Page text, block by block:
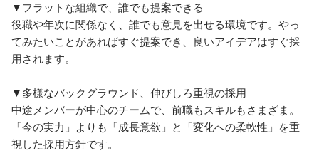
▼フラットな組織で、誰でも提案できる
役職や年次に関係なく、誰でも意見を出せる環境です。やっ
てみたいことがあればすぐ提案でき、良いアイデアはすぐ採
用されます。
▼多様なバックグラウンド、伸びしろ重視の採用
中途メンバーが中心のチームで、前職もスキルもさまざま。
「今の実力」よりも「成長意欲」と「変化への柔軟性」を重
視した採用方針です。